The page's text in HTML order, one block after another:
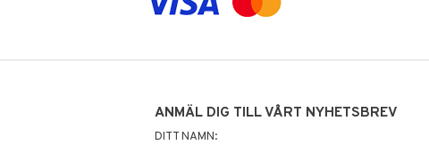
ANMÄL DIG TILL VÅRT NYHETSBREV
DITT NAMN: